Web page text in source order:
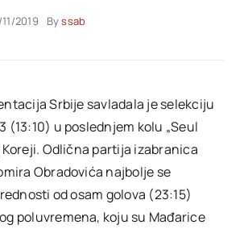
2019 Byssab
Srbije savladala je selekciju
(13:10) u poslednjem kolu „Seul
Koreji. Odlična partija izabranica
Obradovića najbolje se
od osam golova (23:15)
poluvremena, koju su Mađarice